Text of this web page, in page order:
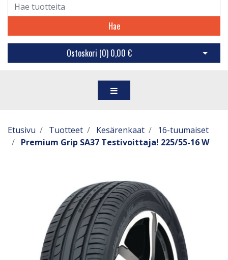
Hae
Ostoskori (0) 0,00 € Avaa
Etusivu Tuotteet Kesärenkaat
16-tuumaiset
Premium Grip SA37 Testivoittaja! 225/55-16 W